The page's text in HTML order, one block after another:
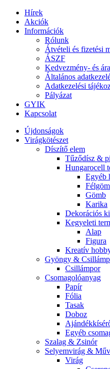
Hírek
Akciók
Információk
Rólunk
Átvételi és fizetési
ÁSZF
Kedvezmény- és
Általános
Adatkezelési
Pályázat
GYIK
Kapcsolat
Újdonságok
Virágkötészet
Díszítő elem
Tűződísz &
Hungarocell
Egyéb
Gömb
Karika
Dekorációs
Kegyeleti
Alap
Figura
Kreatív
Gyöngy &
Csillámpor
Csomagolóanyag
Papír
Fólia
Tasak
Doboz
Egyéb
Szalag & Zsinór
Selyemvirág &
Virág